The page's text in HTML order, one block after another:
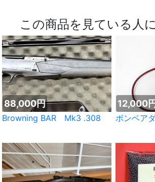
この商品を見ている人
88,000円
Browning BAR Mk3 .308
12,000円
ボンベア